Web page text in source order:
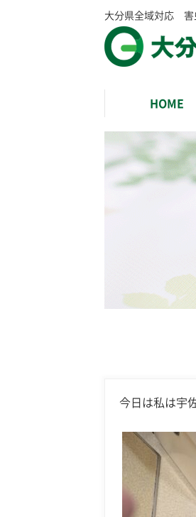
大分県全域対応 害
HOME
今日は私は宇